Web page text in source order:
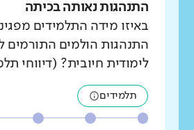
התנהגות נאותה בכיתה
באיזו מידה התלמידים
התנהגות הולמים התורמים
לימודית חיובית? (דיווחי
תלמידים